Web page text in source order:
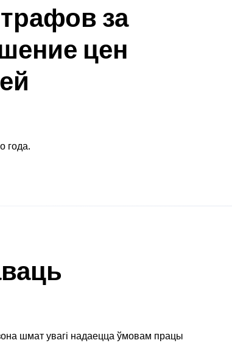
за
цен
года.
шмат увагі надаецца ўмовам працы